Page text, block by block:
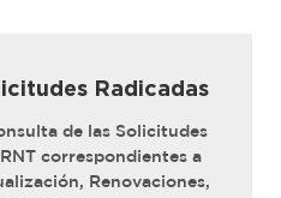
Radicadas
de las Solicitudes
correspondientes a
Renovaciones,